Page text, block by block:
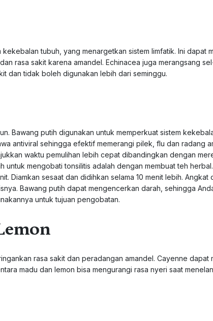
tubuh, yang menargetkan sistem limfatik. Ini dapat
rasa sakit karena amandel. Echinacea juga merangsang
dan tidak boleh digunakan lebih dari seminggu.
Bawang putih digunakan untuk memperkuat sistem
antiviral sehingga efektif memerangi pilek, flu dan radang
waktu pemulihan lebih cepat dibandingkan dengan
untuk mengobati tonsilitis adalah dengan membuat teh
Diamkan sesaat dan didihkan selama 10 menit lebih. Angkat
Bawang putih dapat mengencerkan darah, sehingga
untuk tujuan pengobatan.
rasa sakit dan peradangan amandel. Cayenne dapat
madu dan lemon bisa mengurangi rasa nyeri saat